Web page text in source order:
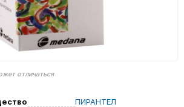
отличаться
ПИРАНТЕЛ